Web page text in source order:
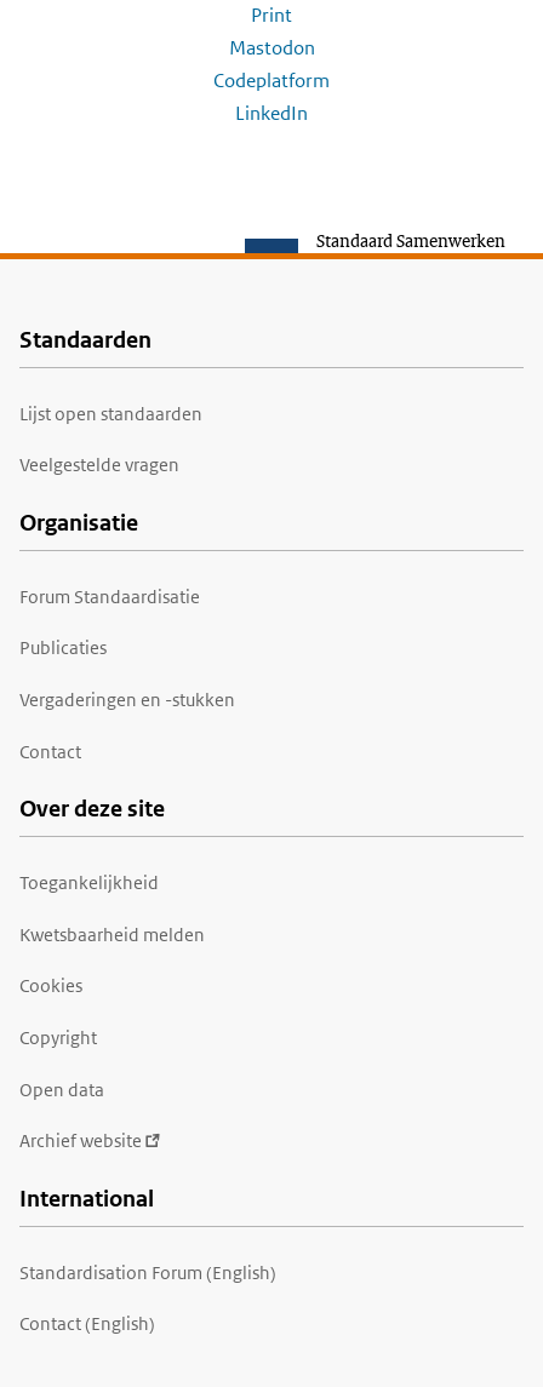
Print
Mastodon
Codeplatform
LinkedIn
Standaard Samenwerken
Voet
Standaarden
Lijst open standaarden
Veelgestelde vragen
Organisatie
Forum Standaardisatie
Publicaties
Vergaderingen en -stukken
Contact
Over deze site
Toegankelijkheid
Kwetsbaarheid melden
Cookies
Copyright
Open data
Archief website
International
Standardisation Forum (English)
Contact (English)